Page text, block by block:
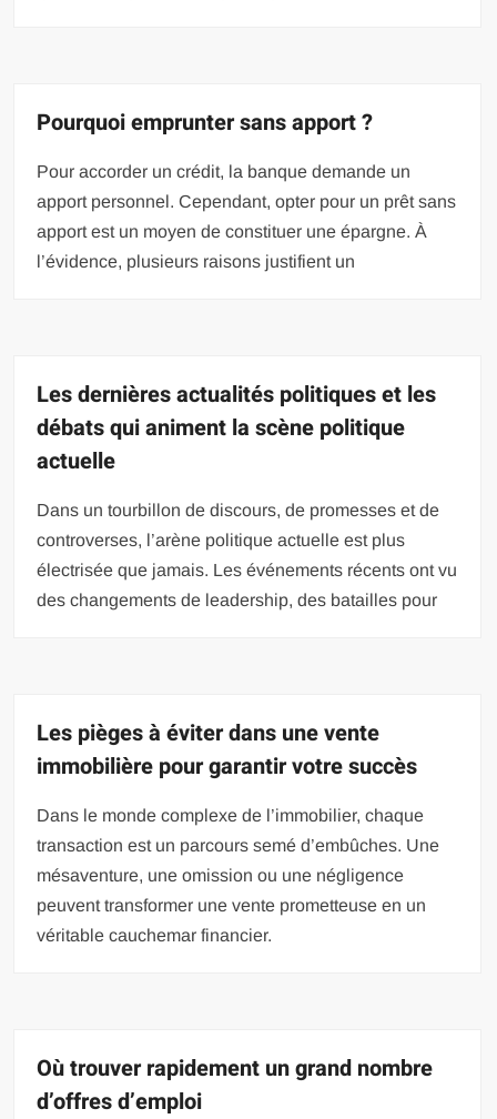
Pourquoi emprunter sans apport ?
Pour accorder un crédit, la banque demande un
apport personnel. Cependant, opter pour un prêt sans
apport est un moyen de constituer une épargne. À
l’évidence, plusieurs raisons justifient un
Les dernières actualités politiques et les
débats qui animent la scène politique
actuelle
Dans un tourbillon de discours, de promesses et de
controverses, l’arène politique actuelle est plus
électrisée que jamais. Les événements récents ont vu
des changements de leadership, des batailles pour
Les pièges à éviter dans une vente
immobilière pour garantir votre succès
Dans le monde complexe de l’immobilier, chaque
transaction est un parcours semé d’embûches. Une
mésaventure, une omission ou une négligence
peuvent transformer une vente prometteuse en un
véritable cauchemar financier.
Où trouver rapidement un grand nombre
d’offres d’emploi